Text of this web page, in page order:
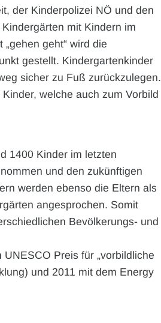
der Kinderpolizei NÖ und den
mit Kindern im
geht“ wird die
gestellt. Kindergartenkinder
sicher zu Fuß zurückzulegen.
welche auch zum Vorbild
1400 Kinder im letzten
und den zukünftigen
werden ebenso die Eltern als
angesprochen. Somit
Bevölkerungs- und
Preis für „vorbildliche
und 2011 mit dem Energy